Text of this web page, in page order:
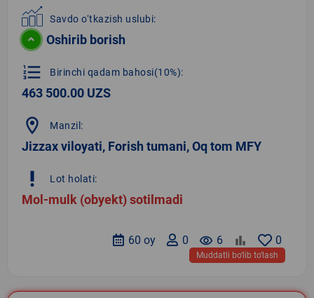
Savdo o‘tkazish uslubi:
Oshirib borish
format_list_numbered Birinchi qadam bahosi(10%):
463 500.00 UZS
location_on Manzil:
Jizzax viloyati, Forish tumani, Oq tom MFY
priority_high Lot holati:
Mol-mulk (obyekt) sotilmadi
0
remove_red_eye 6
0
60 oy
Muddatli bo‘lib to‘lash